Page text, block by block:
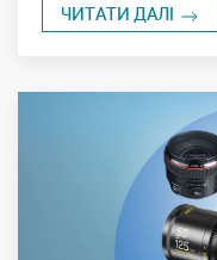
ЧИТАТИ ДАЛІ